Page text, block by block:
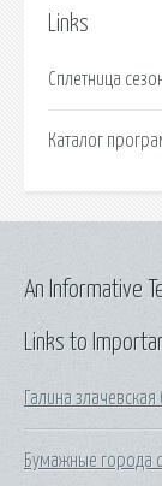
Links
Сплетница
Каталог
Links to
Галина
Бумажные города
An Informative